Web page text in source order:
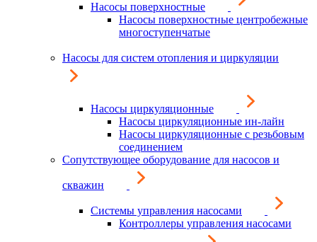
Насосы поверхностные
Насосы поверхностные центробежные
многоступенчатые
Насосы для систем отопления и циркуляции
Насосы циркуляционные
Насосы циркуляционные ин-лайн
Насосы циркуляционные с резьбовым
соединением
Сопутствующее оборудование для насосов и
скважин
Системы управления насосами
Контроллеры управления насосами